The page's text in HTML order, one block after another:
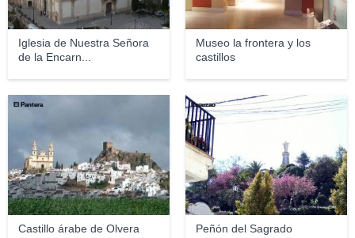
Iglesia de Nuestra Señora
de la Encarn...
Museo la frontera y los
castillos
Castillo árabe de Olvera
El Pantera
Peñón del Sagrado
Escuzao